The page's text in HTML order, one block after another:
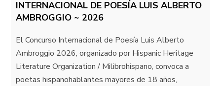
INTERNACIONAL DE POESÍA LUIS ALBERTO
AMBROGGIO ~ 2026
El Concurso Internacional de Poesía Luis Alberto
Ambroggio 2026, organizado por Hispanic Heritage
Literature Organization / Milibrohispano, convoca a
poetas hispanohablantes mayores de 18 años,